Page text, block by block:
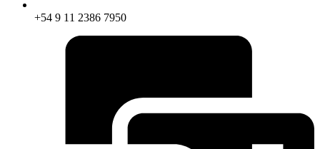
+54 9 11 2386 7950